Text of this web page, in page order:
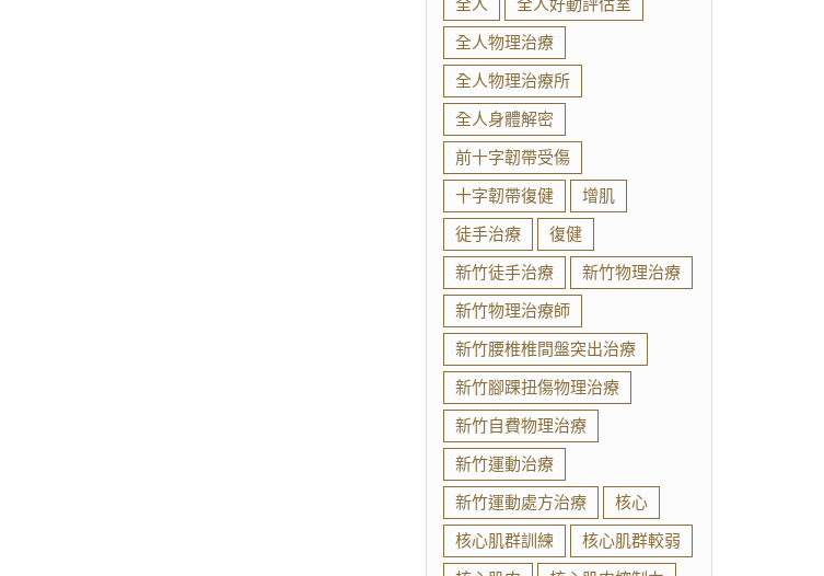
全人
全人好動評估室
全人物理治療
全人物理治療所
全人身體解密
前十字韌帶受傷
十字韌帶復健
增肌
徒手治療
復健
新竹徒手治療
新竹物理治療
新竹物理治療師
新竹腰椎椎間盤突出治療
新竹腳踝扭傷物理治療
新竹自費物理治療
新竹運動治療
新竹運動處方治療
核心
核心肌群訓練
核心肌群較弱